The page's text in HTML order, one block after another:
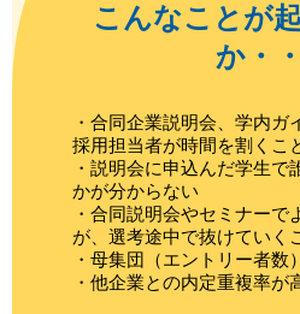
こんなことが
か・
・合同企業説明会、学内ガ
採用担当者が時間を割くこ
・説明会に申込んだ学生
かが分からない
・合同説明会やセミナーで
が、選考途中で抜けていく
・母集団（エントリー者数
・他企業との内定重複率が